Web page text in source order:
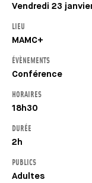
Vendredi 23
LIEU
MAMC+
ÉVÈNEMENTS
Conférence
HORAIRES
18h30
DURÉE
2h
PUBLICS
Adultes